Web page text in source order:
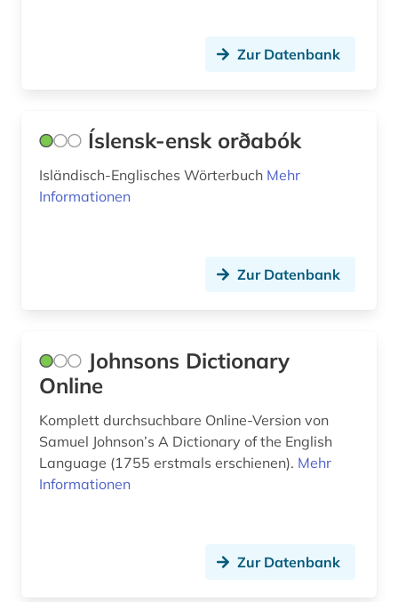
internationales recht (1)
interviews (1)
italienisch (27)
japanisch (5)
jiddisch (3)
Zur Datenbank
Íslensk-ensk orðabók
Isländisch-Englisches Wörterbuch Mehr
Informationen
Zur Datenbank
Johnsons Dictionary
Online
Komplett durchsuchbare Online-Version von
Samuel Johnson’s A Dictionary of the English
Language (1755 erstmals erschienen). Mehr
Informationen
Zur Datenbank